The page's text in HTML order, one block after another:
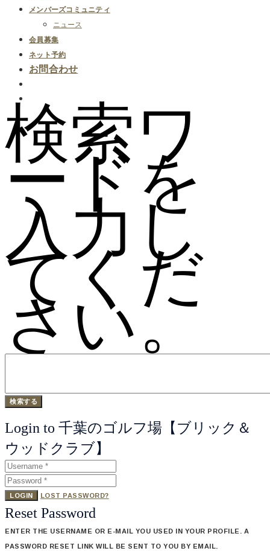
メンバーズコミュニティ
ニュース
会員募集
ネット予約
お問合わせ
検索ワ
ードを
入力し
てくだ
さい。
Login to 千葉のゴルフ場【ブリック＆
ウッドクラブ】
LOGIN LOST PASSWORD?
Reset Password
ENTER THE USERNAME OR E-MAIL YOU USED IN YOUR PROFILE. A
PASSWORD RESET LINK WILL BE SENT TO YOU BY EMAIL.